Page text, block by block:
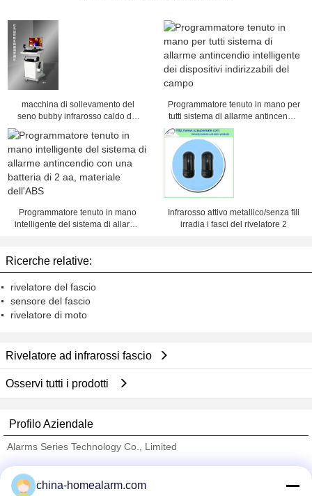
macchina di sollevamento del
seno bubby infrarosso caldo del
Programmatore tenuto in mano per
tutti sistema di allarme antincendio
intelligente dei dispositivi
indirizzabili del campo
Programmatore tenuto in mano
intelligente del sistema di allarme
Infrarosso attivo metallico/senza fili
irradia i fasci del rivelatore 2
Ricerche relative:
rivelatore del fascio
sensore del fascio
rivelatore di moto
Rivelatore ad infrarossi fascio
Osservi tutti i prodotti
Profilo Aziendale
Alarms Series Technology Co., Limited
Trust Seal
Verified Suplier
china-homealarm.com